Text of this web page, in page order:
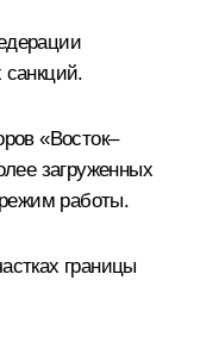
«Восток–
загруженных
работы.
границы